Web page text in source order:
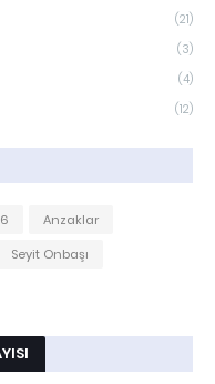
(21)
(3)
(4)
(12)
Anzaklar
Seyit Onbaşı